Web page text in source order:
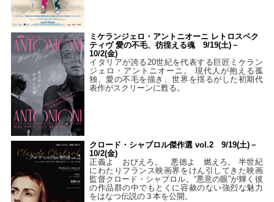
ミケランジェロ・アントニオーニ レトロスペク
ティヴ 愛の不毛、彷徨える魂 9/19(土)－
10/2(金)
イタリアが誇る20世紀を代表する巨匠ミケラン
ジェロ・アントニオーニ。 現代人が抱える孤
独、愛の不毛を描き、世界を揺るがした初期代
表作がスクリーンに甦る。
クロード・シャブロル傑作選 vol.2 9/19(土)－
10/2(金)
正義よ おびえろ。 悪徳よ 燃えろ。 半世紀
にわたりフランス映画界をけん引してきた映画
監督クロード・シャブロル。“悪意の眼”が輝く彼
の作品群の中でもとくに容赦のない強烈な魅力
をはなつ伝説の３本を公開。